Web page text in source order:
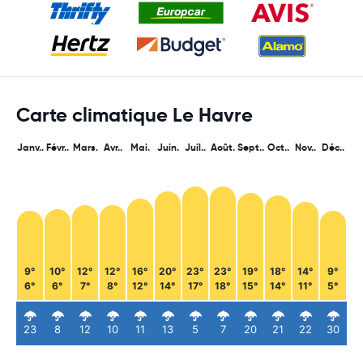
Carte climatique Le Havre
Janv..
9°
6°
23
Févr..
10°
6°
8
Mars.
12°
7°
12
Avr..
12°
8°
10
Mai.
16°
12°
11
Juin.
20°
14°
13
Juil..
23°
17°
5
Août.
23°
18°
7
Sept..
19°
15°
20
Oct..
18°
14°
21
Nov..
14°
11°
22
Déc..
9°
5°
30